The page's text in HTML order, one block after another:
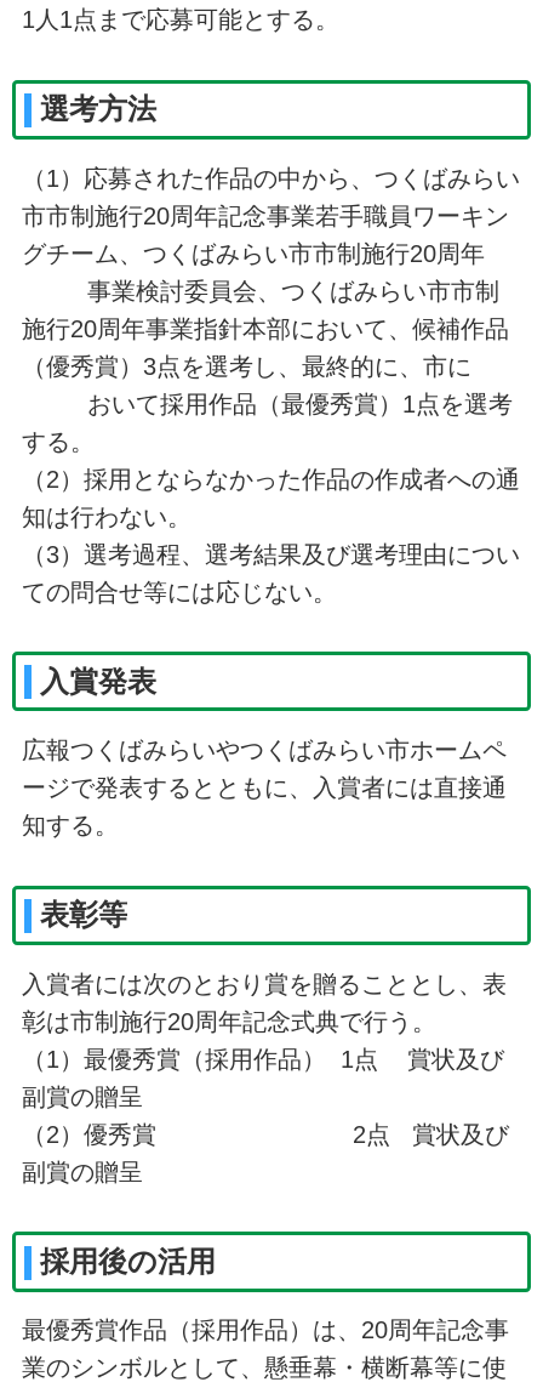
1人1点まで応募可能とする。
選考方法
（1）応募された作品の中から、つくばみらい
市市制施行20周年記念事業若手職員ワーキン
グチーム、つくばみらい市市制施行20周年
事業検討委員会、つくばみらい市市制
施行20周年事業指針本部において、候補作品
（優秀賞）3点を選考し、最終的に、市に
おいて採用作品（最優秀賞）1点を選考
する。
（2）採用とならなかった作品の作成者への通
知は行わない。
（3）選考過程、選考結果及び選考理由につい
ての問合せ等には応じない。
入賞発表
広報つくばみらいやつくばみらい市ホームペ
ージで発表するとともに、入賞者には直接通
知する。
表彰等
入賞者には次のとおり賞を贈ることとし、表
彰は市制施行20周年記念式典で行う。
（1）最優秀賞（採用作品） 1点 賞状及び
副賞の贈呈
（2）優秀賞 2点 賞状及び
副賞の贈呈
採用後の活用
最優秀賞作品（採用作品）は、20周年記念事
業のシンボルとして、懸垂幕・横断幕等に使